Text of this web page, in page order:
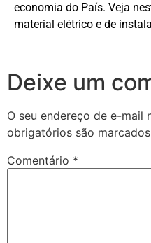
economia do País. Veja
material elétrico e de
Deixe um
O seu endereço de e-mail
obrigatórios são
Comentário *